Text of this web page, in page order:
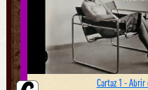
Cartaz 1 -